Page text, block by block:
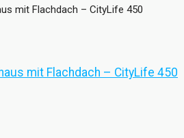
mit Flachdach – CityLife 450